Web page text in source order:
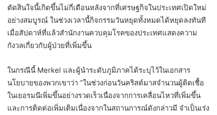
ตัดสินใจนี้เกิดขึ้นไม่กี่เดือนหลังจากที่เศรษฐกิจในประเทศเปิดใหม่
อย่างสมบูรณ์ ในช่วงเวลานี้กิจกรรมวันหยุดทั้งหมดได้หยุดลงทันที
เมื่อสัปดาห์ที่แล้วสำนักงานควบคุมโรคของประเทศแสดงความ
กังวลเกี่ยวกับผู้ป่วยที่เพิ่มขึ้น
ในกรณีนี้ Merkel และผู้นำระดับภูมิภาคได้ระบุไว้ในเอกสาร
นโยบายของพวกเขาว่า “ในช่วงก่อนวันคริสต์มาสจำนวนผู้ติดเชื้อ
ในเยอรมนีเพิ่มขึ้นอย่างรวดเร็วเนื่องจากการเคลื่อนไหวที่เพิ่มขึ้น
และการติดต่อเพิ่มเติมเนื่องจากในสถานการณ์ดังกล่าวมี จำเป็นเร่ง